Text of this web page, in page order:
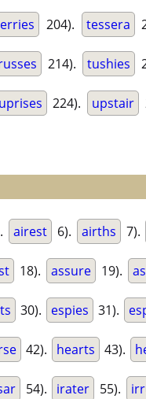
204). tessera
214). tushies
uprises 224). upstair
airest 6). airths 7).
18). assure 19).
30). espies 31).
42). hearts 43).
54). irater 55).